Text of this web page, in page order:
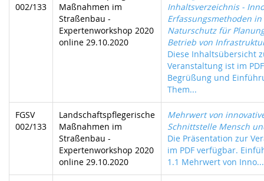
002/133
Maßnahmen im
Straßenbau -
Expertenworkshop 2020
online 29.10.2020
Inhaltsverzeichnis -
Erfassungsmethoden
Naturschutz für
Betrieb von
Diese Inhaltsübersicht
Veranstaltung ist im
Begrüßung und
Them...
FGSV
002/133
Landschaftspflegerische
Maßnahmen im
Straßenbau -
Expertenworkshop 2020
online 29.10.2020
Mehrwert von
Schnittstelle Mensch
Die Präsentation zur
im PDF verfügbar.
1.1 Mehrwert von Inno...